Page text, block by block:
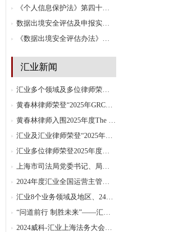
《个人信息保护法》第四十条的理解与适用：本地化与数据出境的关系
数据出境安全评估及申报实践的最新20问答
《数据出境安全评估办法》八个实务问题解读
汇业新闻
汇业多个领域及多位律师荣登钱伯斯2026大中华区榜单
黄春林律师荣登“2025年GRCD中国客户首选网络安全与数据合规律师15强”榜单
黄春林律师入围2025年度The Legal 500“年度数据保护中国律师”榜单
汇业及汇业律师荣登“2025年GRCD中国年度大奖”榜单
汇业多位律师荣登2025年度名律堂法总推荐中国律师榜
上海市司法局党委书记、局长吴坚勇一行莅临汇业调研指导工作
2024年度汇业全国运营主管培训交流会圆满举行
汇业8个业务领域及地区、24人次荣登The Legal 500 2025 大中华区榜单
“问道前行 制胜未来”——汇业2024年度菁英特训营圆满举行
2024威科-汇业上海法务大会圆满落幕